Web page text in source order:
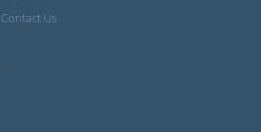
Contact Us